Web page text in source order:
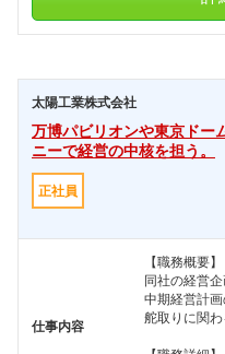
太陽工業株式会社
万博パビリオンや東京ドー
ニーで経営の中核を担う。
正社員
仕事内容
【職務概要】
同社の経営
中期経営計
舵取りに関わ